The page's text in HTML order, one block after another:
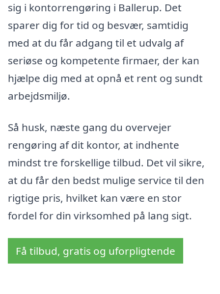
sig i kontorrengøring i Ballerup. Det
sparer dig for tid og besvær, samtidig
med at du får adgang til et udvalg af
seriøse og kompetente firmaer, der kan
hjælpe dig med at opnå et rent og sundt
arbejdsmiljø.
Så husk, næste gang du overvejer
rengøring af dit kontor, at indhente
mindst tre forskellige tilbud. Det vil sikre,
at du får den bedst mulige service til den
rigtige pris, hvilket kan være en stor
fordel for din virksomhed på lang sigt.
Få tilbud, gratis og uforpligtende